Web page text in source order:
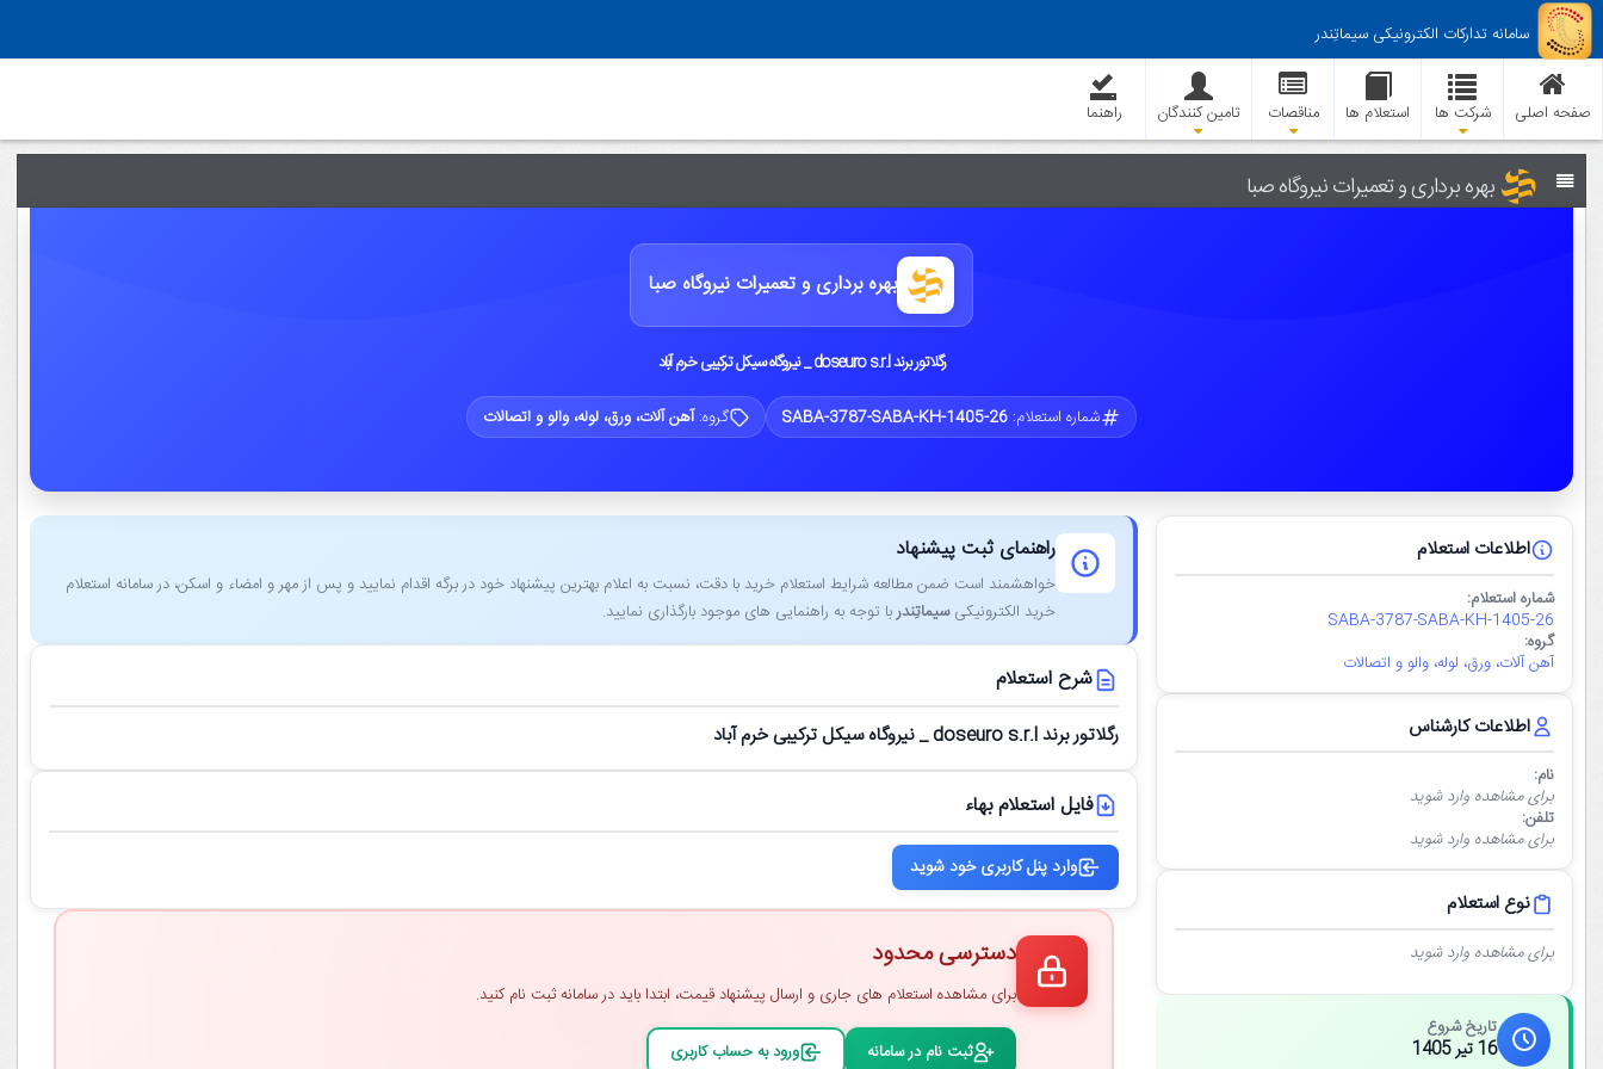
سامانه تدارکات الکترونیکی سیماتِندر
صفحه اصلی شرکت ها استعلام ها مناقصات تامین کنندگان راهنما
بهره برداری و تعمیرات نیروگاه صبا
بهره برداری و تعمیرات نیروگاه صبا
رگلاتور برند doseuro s.r.l _ نیروگاه سیکل ترکیبی خرم آباد
شماره استعلام:SABA-3787-SABA-KH-1405-26 گروه:آهن آلات، ورق، لوله، والو و اتصالات
اطلاعات استعلام
شماره استعلام:
SABA-3787-SABA-KH-1405-26
گروه:
آهن آلات، ورق، لوله، والو و اتصالات
اطلاعات کارشناس
نام:
برای مشاهده وارد شوید
تلفن:
برای مشاهده وارد شوید
نوع استعلام
برای مشاهده وارد شوید
تاریخ شروع
16 تیر 1405
راهنمای ثبت پیشنهاد
خواهشمند است ضمن مطالعه شرایط استعلام خرید با دقت، نسبت به اعلام بهترین پیشنهاد خود در برگه اقدام نمایید و پس از مهر و امضاء و اسکن، در سامانه استعلام
خرید الکترونیکیسیماتِندربا توجه به راهنمایی ‌های موجود بارگذاری نمایید.
شرح استعلام
رگلاتور برند doseuro s.r.l _ نیروگاه سیکل ترکیبی خرم آباد
فایل استعلام بهاء
وارد پنل کاربری خود شوید
دسترسی محدود
برای مشاهده استعلام ‌های جاری و ارسال پیشنهاد قیمت، ابتدا باید در سامانه ثبت ‌نام کنید.
ثبت ‌نام در سامانه ورود به حساب کاربری